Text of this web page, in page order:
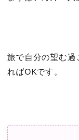
旅で自分の望む過
ればOKです。